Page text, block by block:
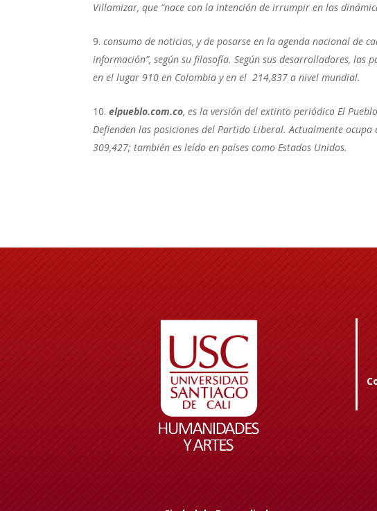
Villamizar, que “nace con la intención de irrumpir en las
consumo de noticias, y de posarse en la agenda nacional de
información”, según su filosofía. Según sus desarrolladores, las
en el lugar 910 en Colombia y en el 214,837 a nivel mundial.
elpueblo.com.co, es la versión del extinto periódico El
Defienden las posiciones del Partido Liberal. Actualmente
309,427; también es leído en países como Estados Unidos.